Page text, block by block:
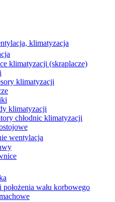
klimatyzacja
klimatyzacji (skraplacze)
klimatyzacji
klimatyzacji
chłodnic klimatyzacji
wentylacja
wału korbowego